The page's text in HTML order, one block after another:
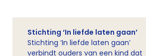
Stichting ‘In liefde laten gaan’
Stichting ‘In liefde laten gaan’
verbindt ouders van een kind dat